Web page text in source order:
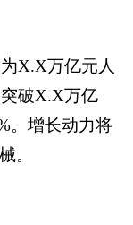
X.X万亿元人
破X.X万亿
。增长动力将
。